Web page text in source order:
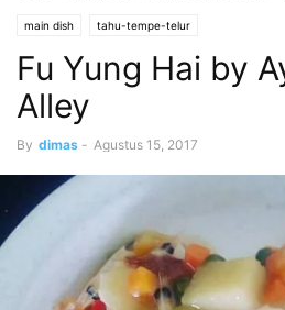
main dish tahu-tempe-telur
Fu Yung Hai by
Alley
By dimas - Agustus 15, 2017